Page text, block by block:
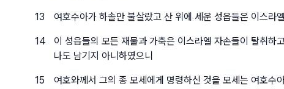
13 여호수아가 하솔만 불살랐고 산 위에 세운 성읍들은 이스라
14
이 성읍들의 모든 재물과 가축은 이스라엘 자손들이 탈취하
나도 남기지 아니하였으니
15
여호와께서 그의 종 모세에게 명령하신 것을 모세는 여호수